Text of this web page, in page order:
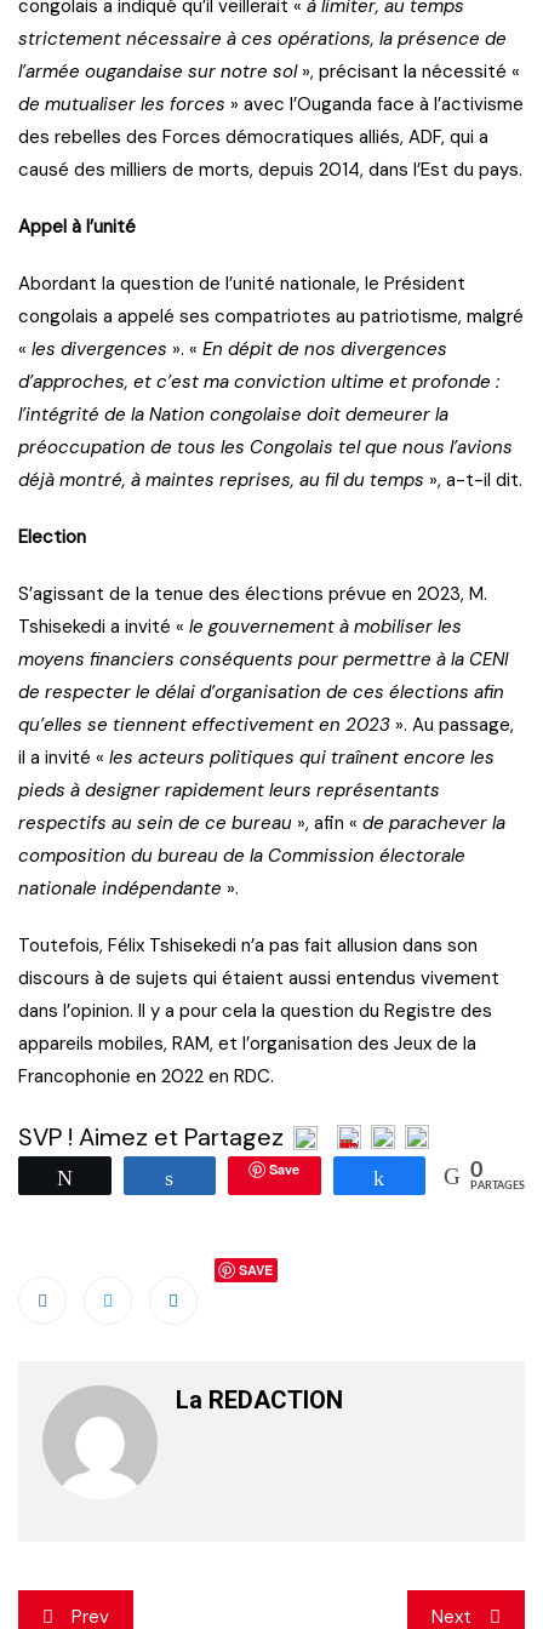
congolais a indiqué qu’il veillerait « à limiter, au temps
strictement nécessaire à ces opérations, la présence de
l’armée ougandaise sur notre sol», précisant la nécessité «
de mutualiser les forces » avec l’Ouganda face à l’activisme
des rebelles des Forces démocratiques alliés, ADF, qui a
causé des milliers de morts, depuis 2014, dans l’Est du pays.
Appel à l’unité
Abordant la question de l’unité nationale, le Président
congolais a appelé ses compatriotes au patriotisme, malgré
« les divergences ». « En dépit de nos divergences
d’approches, et c’est ma conviction ultime et profonde :
l’intégrité de la Nation congolaise doit demeurer la
préoccupation de tous les Congolais tel que nous l’avions
déjà montré, à maintes reprises, au fil du temps », a-t-il dit.
Election
S’agissant de la tenue des élections prévue en 2023, M.
Tshisekedi a invité « le gouvernement à mobiliser les
moyens financiers conséquents pour permettre à la CENI
de respecter le délai d’organisation de ces élections afin
qu’elles se tiennent effectivement en 2023 ». Au passage,
il a invité « les acteurs politiques qui traînent encore les
pieds à designer rapidement leurs représentants
respectifs au sein de ce bureau », afin « de parachever la
composition du bureau de la Commission électorale
nationale indépendante ».
Toutefois, Félix Tshisekedi n’a pas fait allusion dans son
discours à de sujets qui étaient aussi entendus vivement
dans l’opinion. Il y a pour cela la question du Registre des
appareils mobiles, RAM, et l’organisation des Jeux de la
Francophonie en 2022 en RDC.
SVP ! Aimez et Partagez
Partagez Save Partagez 0
PARTAGES
SAVE
La REDACTION
Navigation
Prev Next